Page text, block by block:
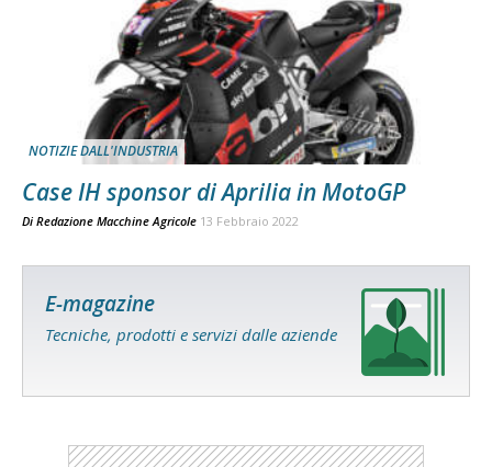
NOTIZIE DALL'INDUSTRIA
Case IH sponsor di Aprilia in MotoGP
Di Redazione Macchine Agricole 13 Febbraio 2022
E-magazine
Tecniche, prodotti e servizi dalle aziende